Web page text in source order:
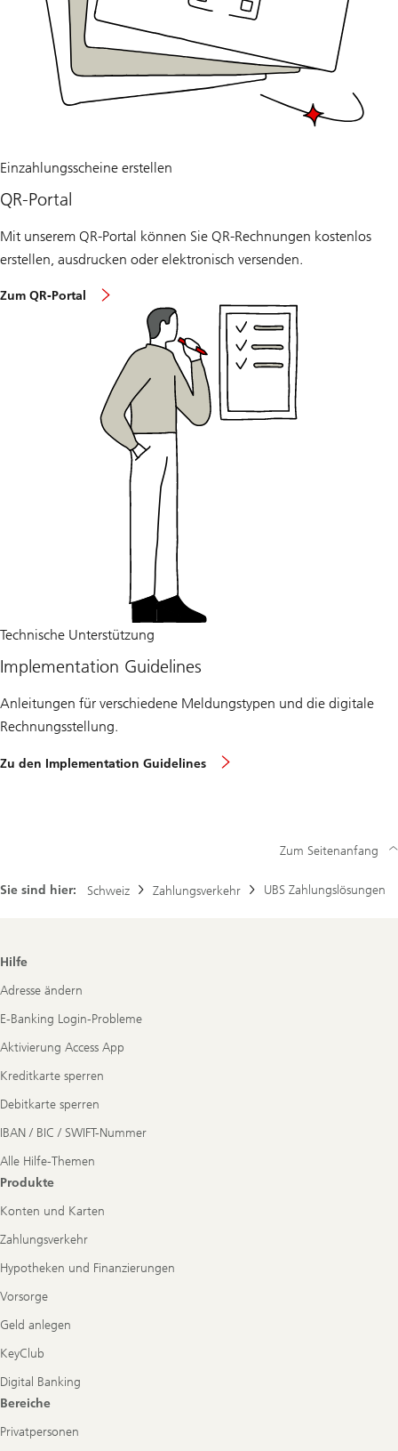
Einzahlungsscheine erstellen
QR-Portal
Mit unserem QR-Portal können Sie QR-Rechnungen kostenlos
erstellen, ausdrucken oder elektronisch versenden.
Zum QR-Portal
Technische Unterstützung
Implementation Guidelines
Anleitungen für verschiedene Meldungstypen und die digitale
Rechnungsstellung.
Zu den Implementation Guidelines
Sie sind hier: Schweiz Zahlungsverkehr UBS Zahlungslösungen
Zum Seitenanfang
Footer
Hilfe
Adresse ändern
E-Banking Login-Probleme
Aktivierung Access App
Kreditkarte sperren
Debitkarte sperren
IBAN / BIC / SWIFT-Nummer
Alle Hilfe-Themen
Produkte
Konten und Karten
Zahlungsverkehr
Hypotheken und Finanzierungen
Vorsorge
Geld anlegen
KeyClub
Digital Banking
Bereiche
Privatpersonen